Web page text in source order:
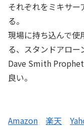
それぞれをミキサ
る。
現場に持ち込んで使
る、スタンドアロー
Dave Smith
良い。
Amazon 楽天